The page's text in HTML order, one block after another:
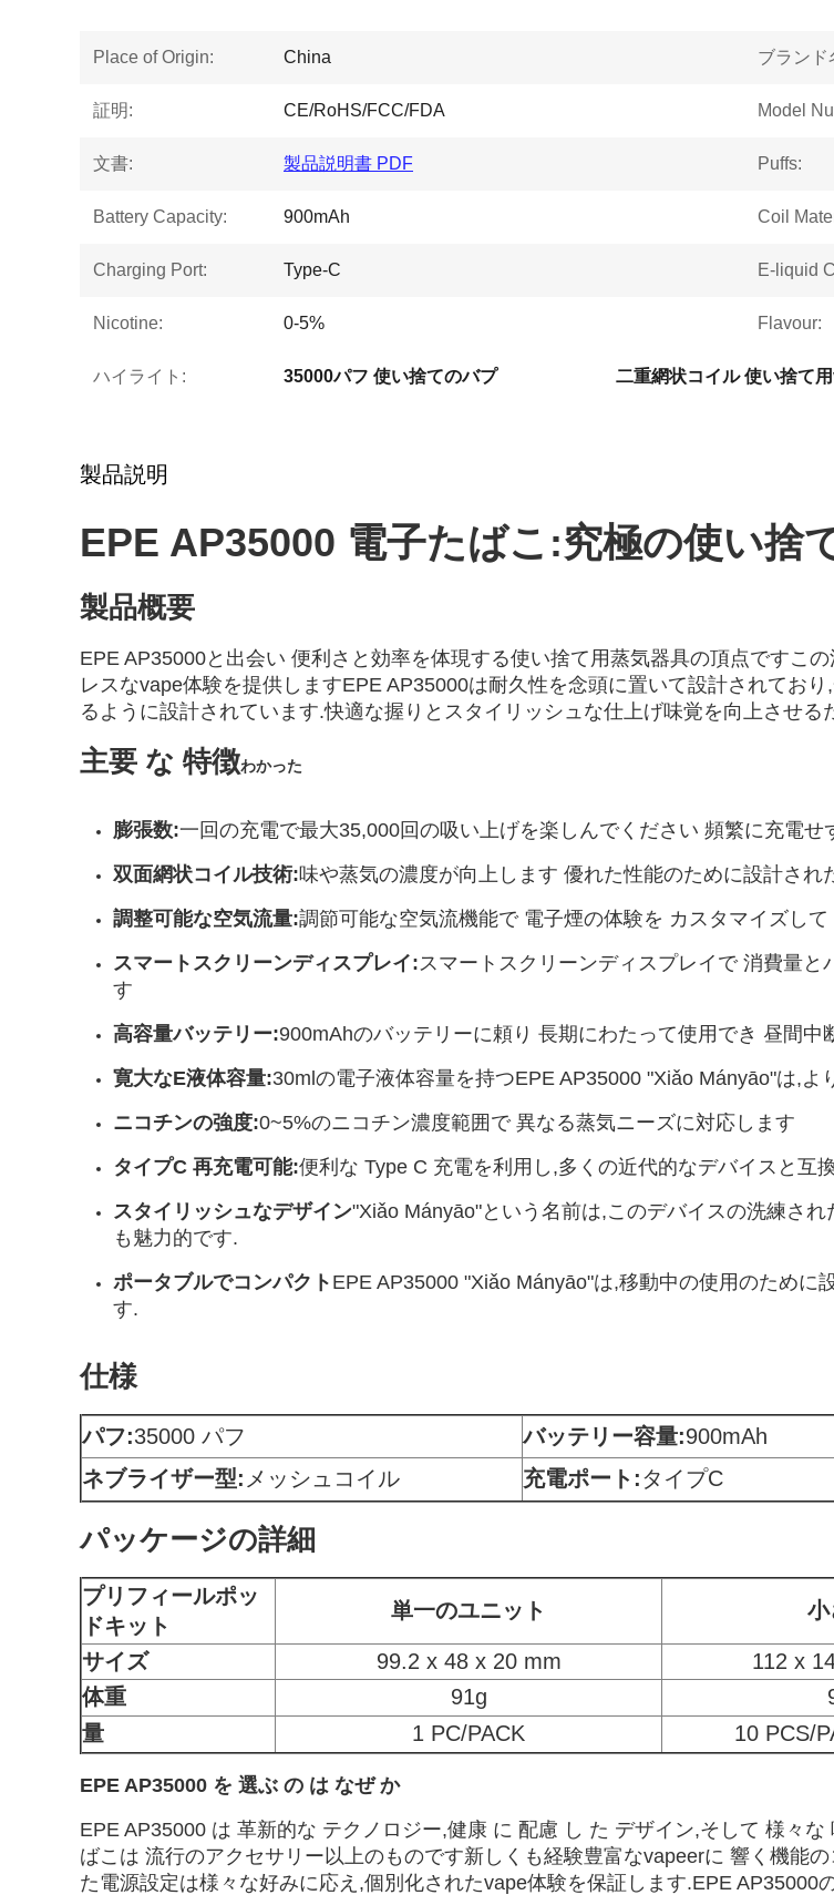
Place of Origin: China ブランド
証明: CE/RoHS/FCC/FDA Model
文書: 製品説明書 PDF Puffs:
Battery Capacity: 900mAh Coil
Charging Port: Type-C E-liquid
Nicotine: 0-5% Flavour:
ハイライト: 35000パフ 使い捨てのバプ 二重網状コイル 使い捨て
製品説明
EPE AP35000 電子たばこ:究極の使い捨
製品概要
EPE AP35000と出会い 便利さと効率を体現する使い捨て用蒸気器具の頂点ですこ
レスなvape体験を提供しますEPE AP35000は耐久性を念頭に置いて設計されてお
るように設計されています.快適な握りとスタイリッシュな仕上げ味覚を向上させ
主要 な 特徴わかった
膨張数:一回の充電で最大35,000回の吸い上げを楽しんでください 頻繁に充電
双面網状コイル技術:味や蒸気の濃度が向上します 優れた性能のために設計さ
調整可能な空気流量:調節可能な空気流機能で 電子煙の体験を カスタマイズし
スマートスクリーンディスプレイ:スマートスクリーンディスプレイで 消費量
す
高容量バッテリー:900mAhのバッテリーに頼り 長期にわたって使用でき 昼間
寛大なE液体容量:30mlの電子液体容量を持つEPE AP35000 "Xiǎo Mányāo"は,
ニコチンの強度:0~5%のニコチン濃度範囲で 異なる蒸気ニーズに対応します
タイプC 再充電可能:便利な Type C 充電を利用し,多くの近代的なデバイスと互
スタイリッシュなデザイン"Xiǎo Mányāo"という名前は,このデバイスの洗練さ
も魅力的です.
ポータブルでコンパクト EPE AP35000 "Xiǎo Mányāo"は,移動中の使用のために
す.
仕様
パフ:35000 パフ バッテリー容量:900mAh
ネブライザー型: メッシュコイル 充電ポート:タイプC
パッケージの詳細
プリフィールポッ
ドキット
単一のユニット 小
サイズ 99.2 x 48 x 20 mm 112 x
体重
91g
量
1 PC/PACK 10 PCS/
EPE AP35000 を 選ぶ の は なぜ か
EPE AP35000 は 革新的な テクノロジー,健康 に 配慮 し た デザイン,そして 様々
ばこは 流行のアクセサリー以上のものです新しくも経験豊富なvapeerに 響く機能
た電源設定は様々な好みに応え,個別化されたvape体験を保証します.EPE